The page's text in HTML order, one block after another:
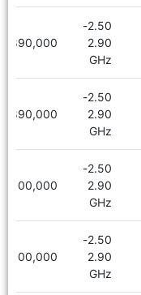
2.50-
2.90
GHz
1,890,000
2.50-
2.90
GHz
1,890,000
2.50-
2.90
GHz
2,100,000
2.50-
2.90
GHz
2,100,000